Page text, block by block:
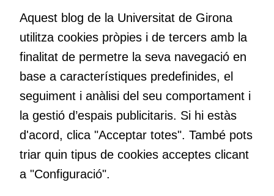
Volem crear espais de reflexió i de debat, espais on qüestionar-
nos el que estem fent, atrevir-nos a pensar noves i millors
maneres de fer-ho i generar plegats idees innovadores.
Educació
transformació. Volem contribuir a millorar-la impulsant
metodologies docents actives i ambients d’aprenentatge
dinàmics.
Aquest blog de la Universitat de Girona
utilitza cookies pròpies i de tercers amb la
finalitat de permetre la seva navegació en
base a característiques predefinides, el
seguiment i anàlisi del seu comportament i
la gestió d’espais publicitaris. Si hi estàs
d'acord, clica "Acceptar totes". També pots
triar quin tipus de cookies acceptes clicant
a "Configuració".
d'experiència
nostre lloc web
tingui el millor
rendiment
possible durant
la vostra visita.
Si rebutgeu
cookies,
algunes